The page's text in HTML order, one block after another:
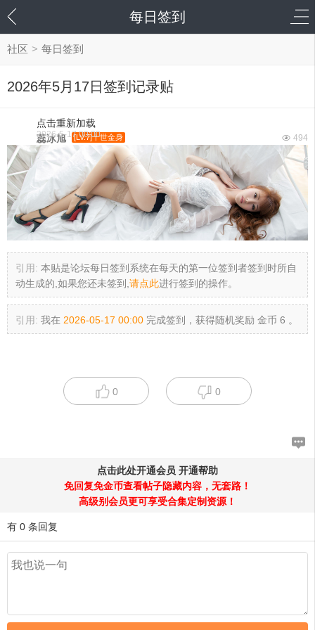
每日签到
社区 > 每日签到
2026年5月17日签到记录贴
点击重新加载
494
蕊冰旭 [LV.7]十世金身
2026-5-17 00:00
引用: 本贴是论坛每日签到系统在每天的第一位签到者签到时所自
动生成的,如果您还未签到, 请点此进行签到的操作。
引用: 我在 2026-05-17 00:00 完成签到，获得随机奖励 金币 6 。
0 0
点击此处开通会员 开通帮助
免回复免金币查看帖子隐藏内容，无套路！
高级别会员更可享受合集定制资源！
有 0 条回复